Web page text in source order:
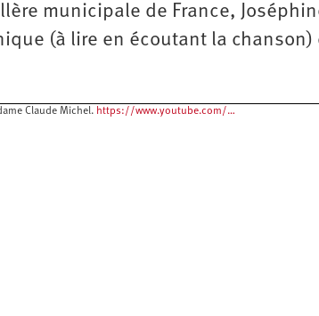
municipale de France,
(à lire en écoutant la
Claude Michel. https://www.youtube.com/…